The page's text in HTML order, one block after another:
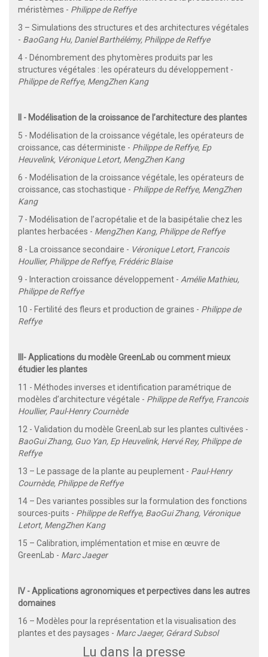
méristèmes - Philippe de Reffye
3 – Simulations des structures et des architectures végétales
- BaoGang Hu, Daniel Barthélémy, Philippe de Reffye
4 - Dénombrement des phytomères produits par les
structures végétales : les opérateurs du développement -
Philippe de Reffye, MengZhen Kang
II - Modélisation de la croissance de l’architecture des plantes
5 - Modélisation de la croissance végétale, les opérateurs de
croissance, cas déterministe - Philippe de Reffye, Ep
Heuvelink, Véronique Letort, MengZhen Kang
6 - Modélisation de la croissance végétale, les opérateurs de
croissance, cas stochastique - Philippe de Reffye, MengZhen
Kang
7 - Modélisation de l’acropétalie et de la basipétalie chez les
plantes herbacées - MengZhen Kang, Philippe de Reffye
8 - La croissance secondaire - Véronique Letort, Francois
Houllier, Philippe de Reffye, Frédéric Blaise
9 - Interaction croissance développement - Amélie Mathieu,
Philippe de Reffye
10 - Fertilité des fleurs et production de graines - Philippe de
Reffye
III- Applications du modèle GreenLab ou comment mieux
étudier les plantes
11 - Méthodes inverses et identification paramétrique de
modèles d’architecture végétale - Philippe de Reffye, Francois
Houllier, Paul-Henry Cournède
12 - Validation du modèle GreenLab sur les plantes cultivées -
BaoGui Zhang, Guo Yan, Ep Heuvelink, Hervé Rey, Philippe de
Reffye
13 – Le passage de la plante au peuplement - Paul-Henry
Cournède, Philippe de Reffye
14 – Des variantes possibles sur la formulation des fonctions
sources-puits - Philippe de Reffye, BaoGui Zhang, Véronique
Letort, MengZhen Kang
15 – Calibration, implémentation et mise en œuvre de
GreenLab - Marc Jaeger
IV - Applications agronomiques et perpectives dans les autres
domaines
16 – Modèles pour la représentation et la visualisation des
plantes et des paysages - Marc Jaeger, Gérard Subsol
Lu dans la presse